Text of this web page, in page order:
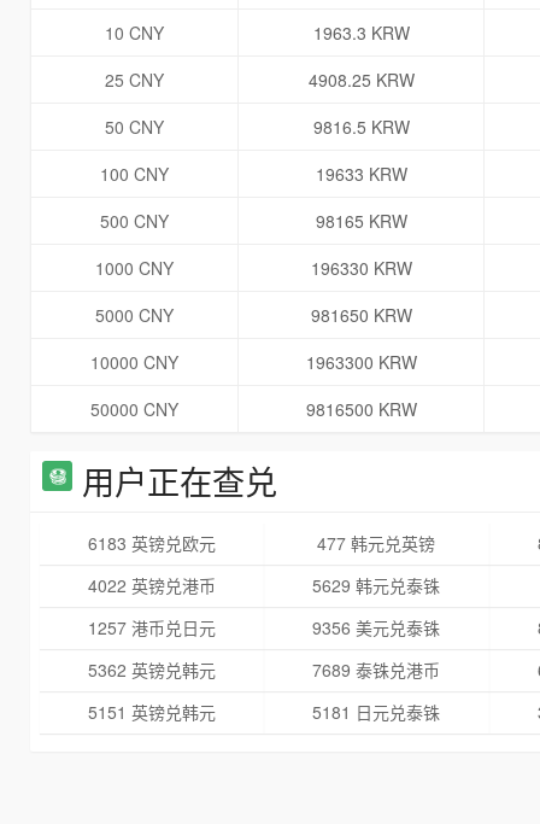
10 CNY
1963.3 KRW
25 CNY
4908.25 KRW
50 CNY
9816.5 KRW
100 CNY
19633 KRW
500 CNY
98165 KRW
1000 CNY
196330 KRW
5000 CNY
981650 KRW
10000 CNY
1963300 KRW
50000 CNY
9816500 KRW
用户正在查兑
6183 英镑兑欧元 477 韩元兑英镑
4022 英镑兑港币
5629 韩元兑泰铢
1257 港币兑日元
9356 美元兑泰铢
5362 英镑兑韩元
7689 泰铢兑港币
5151 英镑兑韩元
5181 日元兑泰铢